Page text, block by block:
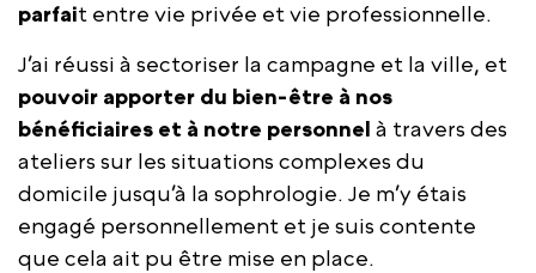
parfait entre vie privée et vie professionnelle.
J’ai réussi à sectoriser la campagne et la ville, et
pouvoir apporter du bien-être à nos
bénéficiaires et à notre personnel à travers des
ateliers sur les situations complexes du
domicile jusqu’à la sophrologie. Je m’y étais
engagé personnellement et je suis contente
que cela ait pu être mise en place.